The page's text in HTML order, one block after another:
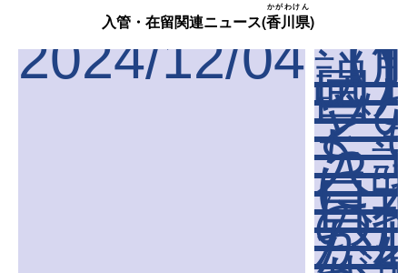
入管・在留関連ニュース(香川県
かがわけん
)
2024/12/04【
説
国
ツ
ど
ち
入
に
日
の
が
な